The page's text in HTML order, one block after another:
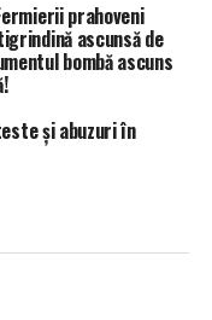
prahoveni
ascunsă de
bombă ascuns
și abuzuri în